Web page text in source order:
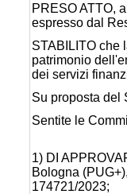
PRESO ATTO,
espresso dal
STABILITO che
patrimonio
dei servizi
Su proposta del
Sentite le
1) DI
Bologna
174721/2023;